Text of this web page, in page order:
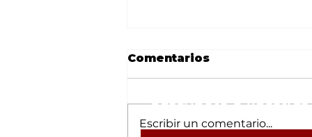
Comentarios
Escribir un comentario...
Suscríbete a